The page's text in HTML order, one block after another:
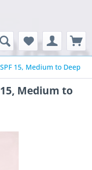
15, Medium to Deep
Medium to